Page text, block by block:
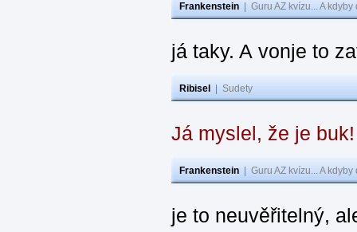
Frankenstein Guru AZ kvízu... A
já taky. A vonje to
Ribisel Sudety
Já myslel, že je
Frankenstein Guru AZ kvízu... A
je to neuvěřitelný,